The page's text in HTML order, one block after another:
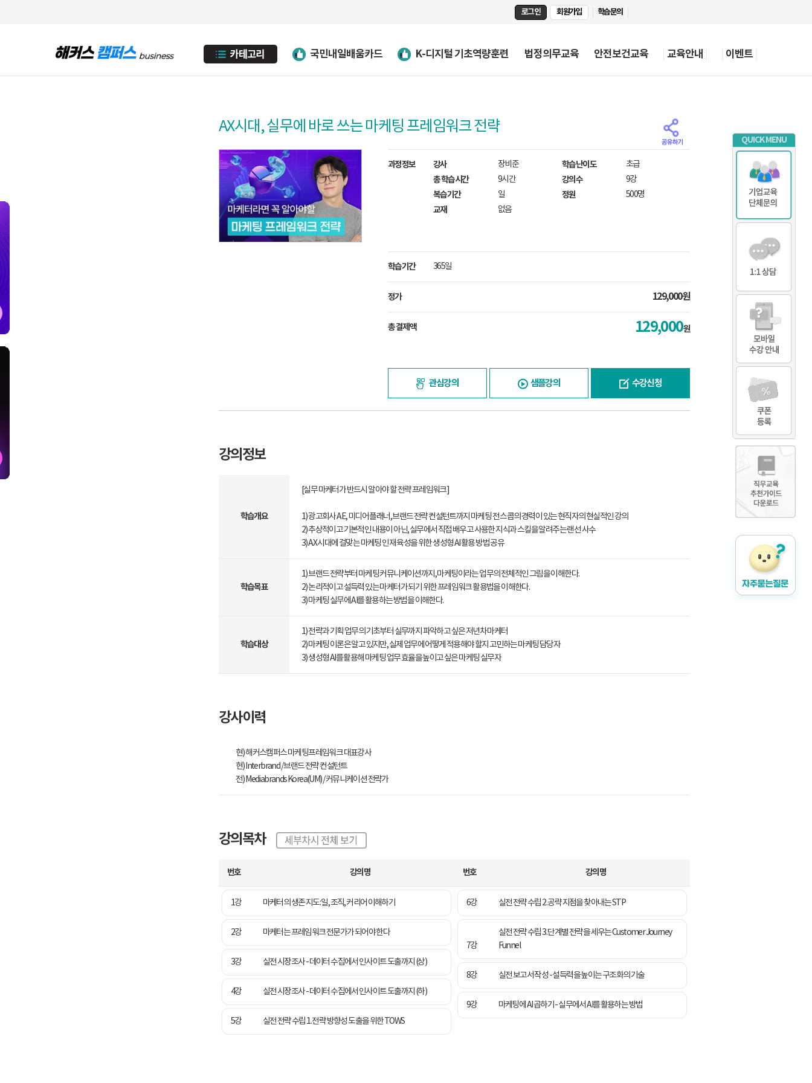
국민내일배움카드 K-디지털 기초역량훈련 법정의무교육 안전보건교육 교육안내 이벤트
로그인 회원가입 학습문의
AX시대, 실무에 바로 쓰는 마케팅 프레임워크 전략
과정정보 강사 장비준 학습난이도 초급
총 학습시간 9시간 강의수 9강
복습기간 일 정원 500명
교재 없음
학습기간 365일
정가 129,000원
총 결제액 129,000원
관심강의 샘플강의 수강신청
강의정보
학습개요
[실무 마케터가 반드시 알아야 할 전략 프레임워크]
1) 광고회사 AE, 미디어 플래너, 브랜드 전략 컨설턴트까지 마케팅 전 스콥의 경력이 있는 현직자의 현실적인 강의
2) 추상적이고 기본적인 내용이 아닌, 실무에서 직접 배우고 사용한 지식과 스킬을 알려주는 랜선 사수
3) AX 시대에 걸맞는 마케팅 인재 육성을 위한 생성형 AI 활용 방법 공유
학습목표
1) 브랜드 전략부터 마케팅 커뮤니케이션까지, 마케팅이라는 업무의 전체적인 그림을 이해한다.
2) 논리적이고 설득력 있는 마케터가 되기 위한 프레임워크 활용법을 이해한다.
3) 마케팅 실무에 AI를 활용하는 방법을 이해한다.
학습대상
1) 전략과 기획 업무의 기초부터 실무까지 파악하고 싶은 저년차 마케터
2) 마케팅 이론은 알고 있지만, 실제 업무에 어떻게 적용해야 할지 고민하는 마케팅 담당자
3) 생성형 AI를 활용해 마케팅 업무 효율을 높이고 싶은 마케팅 실무자
강사이력
현) 해커스캠퍼스 마케팅프레임워크 대표강사
현) Interbrand / 브랜드 전략 컨설턴트
전) Mediabrands Korea(UM) / 커뮤니케이션 전략가
강의목차
번호 강의명
1강 마케터의 생존 지도: 일, 조직, 커리어 이해하기
2강 마케터는 프레임워크 전문가가 되어야 한다
3강 실전 시장조사 - 데이터 수집에서 인사이트 도출까지 (상)
4강 실전 시장조사 - 데이터 수집에서 인사이트 도출까지 (하)
5강 실전 전략 수립 1. 전략 방향성 도출을 위한 TOWS
번호 강의명
6강 실전 전략 수립 2. 공략 지점을 찾아내는 STP
7강
실전 전략 수립 3. 단계별 전략을 세우는 Customer Journey
Funnel
8강 실전 보고서 작성 - 설득력을 높이는 구조화의 기술
9강 마케팅에 AI 곱하기 - 실무에서 AI를 활용하는 방법
QUICK MENU